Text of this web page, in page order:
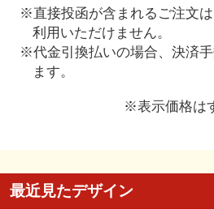
※直接投函が含まれるご注文
利用いただけません。
※代金引換払いの場合、決済手
ます。
※表示価格は
最近見たデザイン